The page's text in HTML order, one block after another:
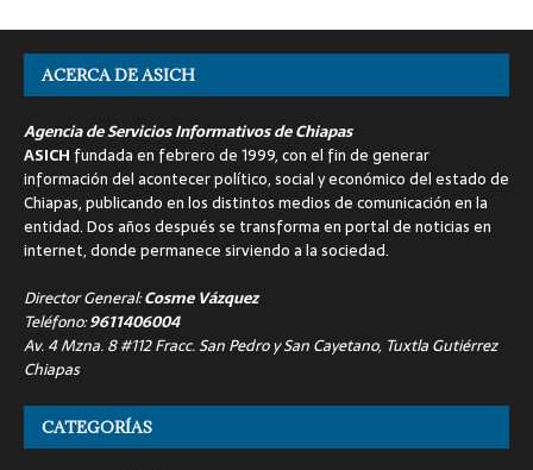
ACERCA DE ASICH
Agencia de Servicios Informativos de Chiapas
ASICH fundada en febrero de 1999, con el fin de generar
información del acontecer político, social y económico del estado de
Chiapas, publicando en los distintos medios de comunicación en la
entidad. Dos años después se transforma en portal de noticias en
internet, donde permanece sirviendo a la sociedad.
Director General:Cosme Vázquez
Teléfono:9611406004
Av. 4 Mzna. 8 #112 Fracc. San Pedro y San Cayetano, Tuxtla Gutiérrez
Chiapas
CATEGORÍAS